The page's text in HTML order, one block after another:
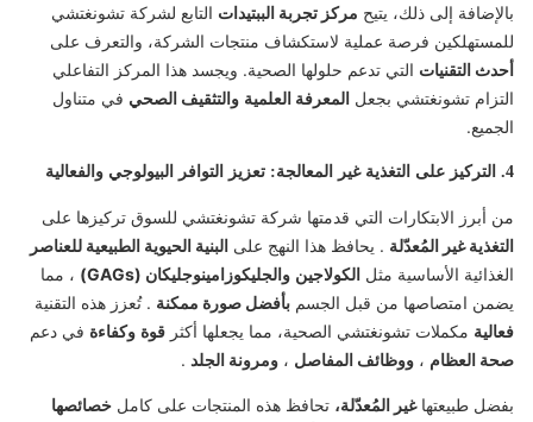
بالإضافة إلى ذلك، يتيح مركز تجربة الببتيدات التابع لشركة تشونغتشي
للمستهلكين فرصة عملية لاستكشاف منتجات الشركة، والتعرف على
أحدث التقنيات التي تدعم حلولها الصحية. ويجسد هذا المركز التفاعلي
التزام تشونغتشي بجعل المعرفة العلمية والتثقيف الصحي في متناول
الجميع.
4. التركيز على التغذية غير المعالجة: تعزيز التوافر البيولوجي والفعالية
من أبرز الابتكارات التي قدمتها شركة تشونغتشي للسوق تركيزها على
التغذية غير المُعدّلة . يحافظ هذا النهج على البنية الحيوية الطبيعية للعناصر
الغذائية الأساسية مثل الكولاجين والجليكوزامينوجليكان (GAGs)
، مما
يضمن امتصاصها من قبل الجسم بأفضل صورة ممكنة . تُعزز هذه التقنية
فعالية مكملات تشونغتشي الصحية، مما يجعلها أكثر قوة وكفاءة في دعم
صحة العظام ، ووظائف المفاصل ، ومرونة الجلد .
بفضل طبيعتهاغير المُعدّلة، تحافظ هذه المنتجات على كامل خصائصها